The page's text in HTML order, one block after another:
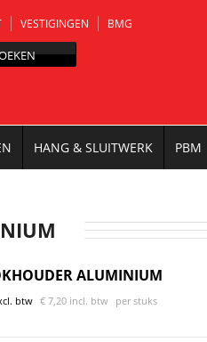
VESTIGINGEN BMG
HANG & SLUITWERK PBM
ALUMINIUM
btw € 7,20 incl. btw per stuks